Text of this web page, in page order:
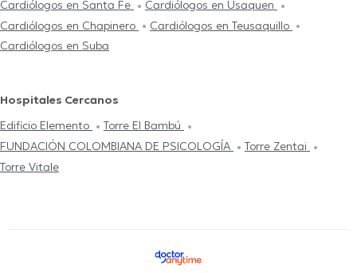
Cardiólogos en Santa Fe
Cardiólogos en Usaquen
Cardiólogos en Chapinero
Cardiólogos en Teusaquillo
Cardiólogos en Suba
Hospitales Cercanos
Edificio Elemento
Torre El Bambú
FUNDACIÓN COLOMBIANA DE PSICOLOGÍA
Torre Zentai
Torre Vitale